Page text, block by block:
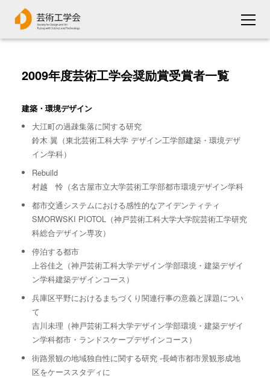
2009年度芸術工学会奨励賞受賞者一覧
建築・環境デザイン
大江町の過疎集落に関する研究
鈴木 翼（東北芸術工科大学 デザイン工学部建築・環境デザ
イン学科）
Rebuild
村越 怜（名古屋市立大学芸術工学部都市環境デザイン学科
都市交通システムにおける感性的なアイデンティティ
SMORWSKI PIOTOL（神戸芸術工科大学大学院芸術工学研究
科総合デザイン専攻）
停泊する都市
上谷佳之（神戸芸術工科大学デザイン学部環境・建築デザイ
ン学科建築デザインコース）
兵庫区平野におけるまちづくり関連行事の意義と課題につい
て
吉川未理（神戸芸術工科大学デザイン学部環境・建築デザイ
ン学科都市・ランドスケープデザインコース）
街路景観の地域独自性に関する研究 -長崎市都市景観形成地
区をケーススタディに